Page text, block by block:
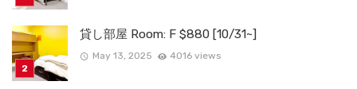
貸し部屋 Room: F $880 [10/31~]
May 13, 2025 4016 views